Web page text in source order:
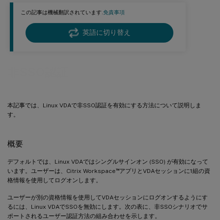
この記事は機械翻訳されています.免責事項
英語に切り替え
本記事では、Linux VDAで非SSO認証を有効にする方法について説明しま
す。
概要
デフォルトでは、Linux VDAではシングルサインオン (SSO) が有効になって
います。ユーザーは、Citrix Workspace™アプリとVDAセッションに1組の資
格情報を使用してログオンします。
ユーザーが別の資格情報を使用してVDAセッションにログオンするようにす
るには、Linux VDAでSSOを無効にします。次の表に、非SSOシナリオでサ
ポートされるユーザー認証方法の組み合わせを示します。